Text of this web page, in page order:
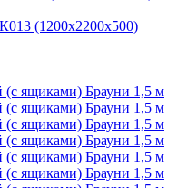
(1200х2200х500)